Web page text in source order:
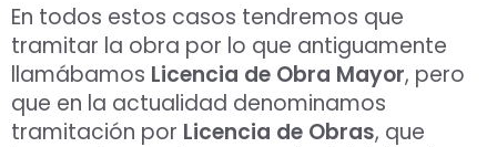
En todos estos casos tendremos que
tramitar la obra por lo que antiguamente
llamábamos Licencia de Obra Mayor, pero
que en la actualidad denominamos
tramitación por Licencia de Obras, que